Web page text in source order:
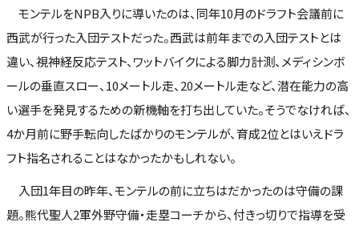
モンテルをNPB入りに導いたのは、同年10月のドラフト会議前に
西武が行った入団テストだった。西武は前年までの入団テストとは
違い、視神経反応テスト、ワットバイクによる脚力計測、メディシンボ
ールの垂直スロー、10メートル走、20メートル走など、潜在能力の高
い選手を発見するための新機軸を打ち出していた。そうでなければ、
4か月前に野手転向したばかりのモンテルが、育成2位とはいえドラ
フト指名されることはなかったかもしれない。
入団1年目の昨年、モンテルの前に立ちはだかったのは守備の課
題。熊代聖人2軍外野守備・走塁コーチから、付きっ切りで指導を受